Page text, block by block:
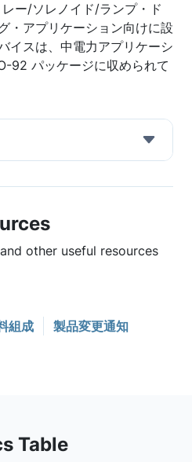
ー/ソレノイド/ランプ・ド
・アプリケーション向けに設
イスは、中電力アプリケーシ
92 パッケージに収められて
other useful resources
組成 製品変更通知
Table